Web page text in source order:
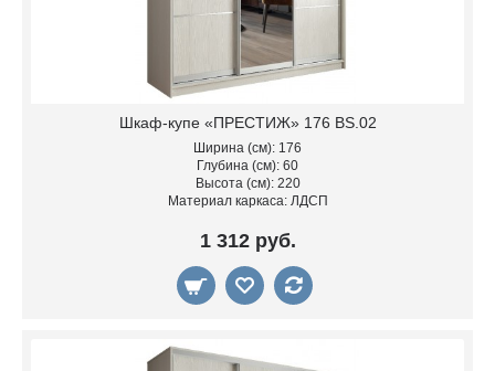
Шкаф-купе «ПРЕСТИЖ» 176 BS.02
Ширина (см): 176
Глубина (см): 60
Высота (см): 220
Материал каркаса: ЛДСП
1 312 руб.